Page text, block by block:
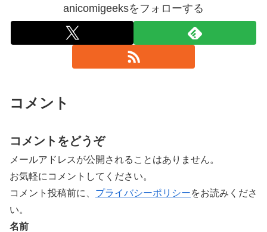
anicomigeeksをフォローする
コメント
コメントをどうぞ
メールアドレスが公開されることはありません。
お気軽にコメントしてください。
コメント投稿前に、 プライバシーポリシーをお読みくださ
い。
名前